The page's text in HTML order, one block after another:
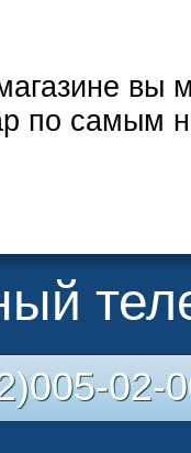
вы
по самым
02-